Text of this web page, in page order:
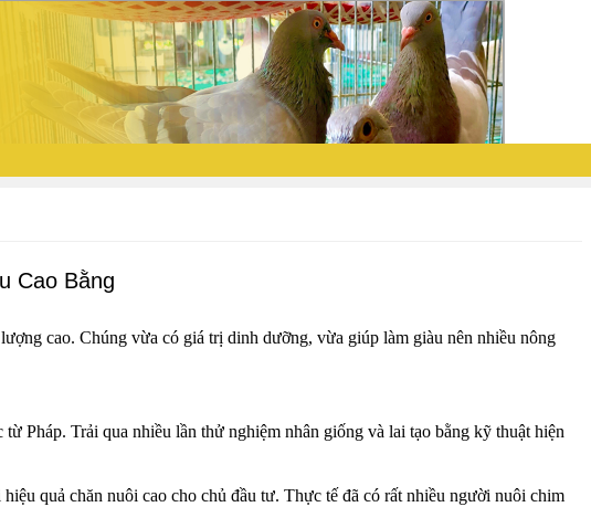
Cao Bằng
cao. Chúng vừa có giá trị dinh dưỡng, vừa giúp làm giàu nên nhiều nông
Pháp. Trải qua nhiều lần thử nghiệm nhân giống và lai tạo bằng kỹ thuật hiện
quả chăn nuôi cao cho chủ đầu tư. Thực tế đã có rất nhiều người nuôi chim